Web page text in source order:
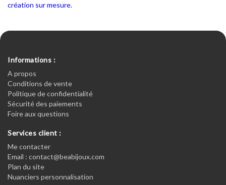
création sur mesure.
Informations :
A propos
Conditions de vente
Politique de confidentialité
Sécurité des paiements
Foire aux questions
Services client :
Me contacter
Email : contact@beabijoux.com
Plan du site
Nuanciers personnalisation